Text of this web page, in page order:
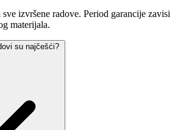
izvršene radove. Period garancije zavisi
materijala.
su najčešći?